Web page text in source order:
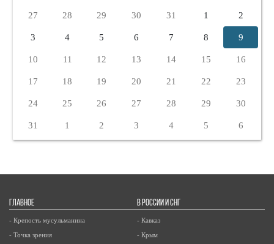
27 28 29 30 31 1 2
3 4 5 6 7 8 9
10 11 12 13 14 15 16
17 18 19 20 21 22 23
24 25 26 27 28 29 30
31 1 2 3 4 5 6
ГЛАВНОЕ
- Крепость мусульманина
- Точка зрения
В РОССИИ И СНГ
- Кавказ
- Крым